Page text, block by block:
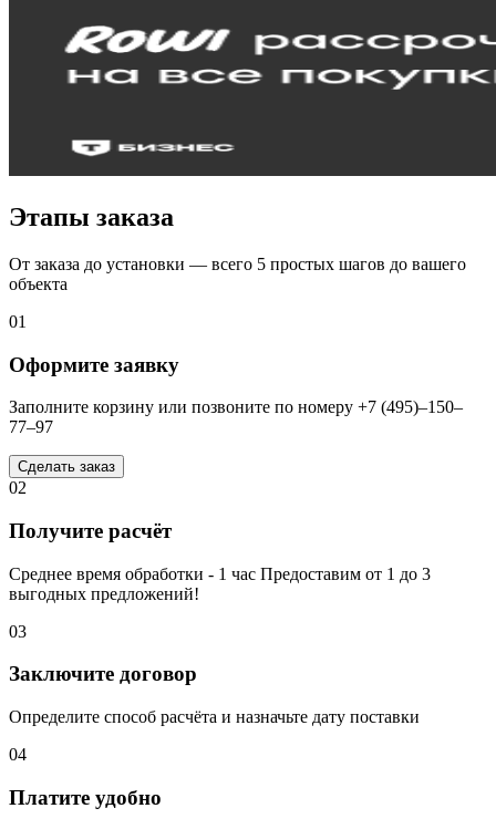
Этапы заказа
От заказа до установки — всего 5 простых шагов до вашего
объекта
01
Оформите заявку
Заполните корзину или позвоните по номеру +7 (495)–150–
77–97
Сделать заказ
02
Получите расчёт
Среднее время обработки - 1 час Предоставим от 1 до 3
выгодных предложений!
03
Заключите договор
Определите способ расчёта и назначьте дату поставки
04
Платите удобно